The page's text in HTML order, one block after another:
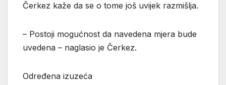
Čerkez kaže da se o tome još uvijek razmišlja.
– Postoji mogućnost da navedena mjera bude
uvedena – naglasio je Čerkez.
Određena izuzeća